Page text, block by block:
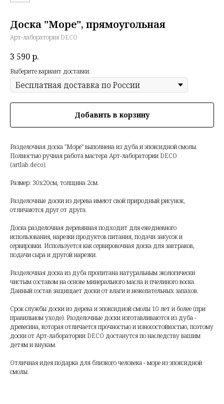
Доска "Море", прямоугольная
Арт-лаборатория DECO
3 590р.
Выберите вариант доставки:
Добавить в корзину
Разделочная доска "Море" выполнена из дуба и эпоксидной смолы.
Полностью ручная работа мастера Арт-лаборатории DECO
(artlab.deco).
Размер: 30х20см, толщина 2см.
Разделочные доски из дерева имеют свой природный рисунок,
отличаются друг от друга.
Доска разделочная деревянная подходит для ежедневного
использования, нарезки продуктов питания, подачи закусок и
сервировки. Используется как сервировочная доска для завтраков,
подачи сыра и другой нарезки.
Разделочная доска из дуба пропитана натуральным экологически
чистым составом на основе минерального масла и пчелиного воска.
Данный состав защищает доски от влаги и нежелательных запахов.
Срок службы доски из дерева и эпоксидной смолы 10 лет и более (при
правильном уходе). Разделочные доски изготавливаются из дуба -
древесина, которая отличается прочностью и износостойкостью, поэтому
доски от Арт-лаборатории DECO достанутся по наследству вашим
детям и внукам.
Отличная идея подарка для близкого человека - море из эпоксидной
смолы.